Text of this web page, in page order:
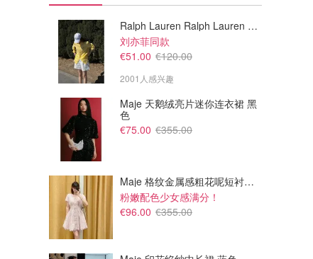
Ralph Lauren Ralph Lauren 男童亚麻衬衫
刘亦菲同款
€51.00 €120.00
2001人感兴趣
Maje 天鹅绒亮片迷你连衣裙 黑
色
€75.00 €355.00
Maje 格纹金属感粗花呢短衬衫裙
粉嫩配色少女感满分！
€96.00 €355.00